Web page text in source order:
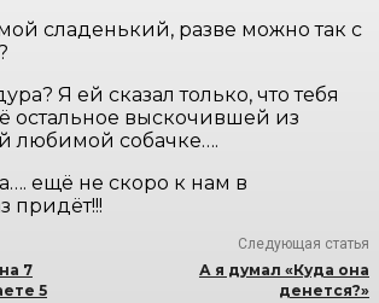
сладенький, разве можно так с
Я ей сказал только, что тебя
остальное выскочившей из
любимой собачке….
ещё не скоро к нам в
придёт!!!
7
5
Следующая статья
А я думал «Куда она
денется?»